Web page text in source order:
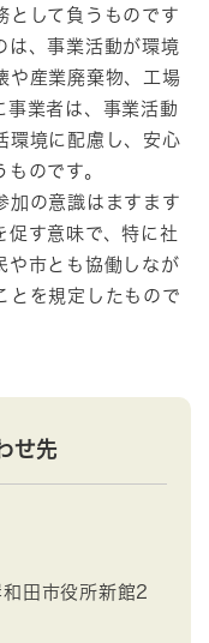
して負うものです
は、事業活動が環境
や産業廃棄物、工場
事業者は、事業活動
環境に配慮し、安心
のです。
の意識はますます
促す意味で、特に社
や市とも協働しなが
とを規定したもので
せ先
田市役所新館2